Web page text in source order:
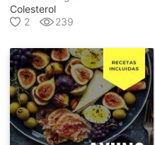
Colesterol
2
239